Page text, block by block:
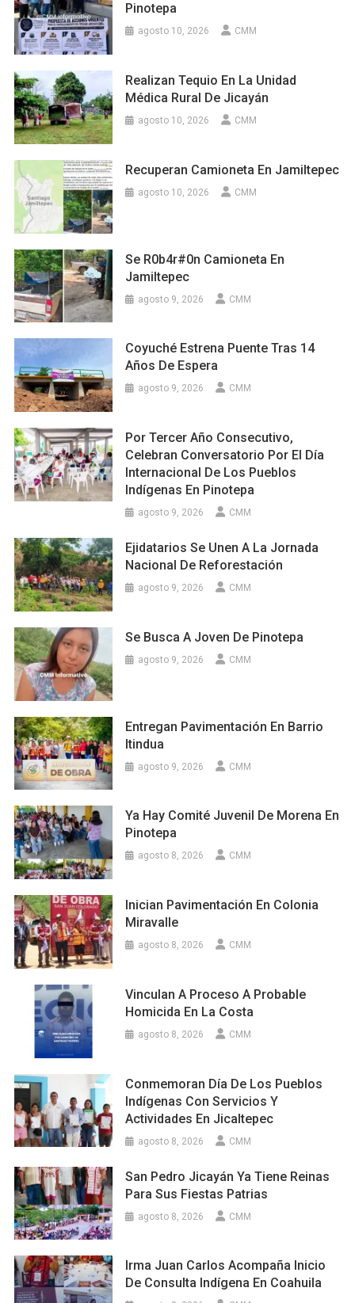
Pinotepa
agosto 10, 2026 CMM
Realizan Tequio En La Unidad
Médica Rural De Jicayán
agosto 10, 2026 CMM
Recuperan Camioneta En Jamiltepec
agosto 10, 2026 CMM
Se R0b4r#0n Camioneta En
Jamiltepec
agosto 9, 2026 CMM
Coyuché Estrena Puente Tras 14
Años De Espera
agosto 9, 2026 CMM
Por Tercer Año Consecutivo,
Celebran Conversatorio Por El Día
Internacional De Los Pueblos
Indígenas En Pinotepa
agosto 9, 2026 CMM
Ejidatarios Se Unen A La Jornada
Nacional De Reforestación
agosto 9, 2026 CMM
Se Busca A Joven De Pinotepa
agosto 9, 2026 CMM
Entregan Pavimentación En Barrio
Itindua
agosto 9, 2026 CMM
Ya Hay Comité Juvenil De Morena En
Pinotepa
agosto 8, 2026 CMM
Inician Pavimentación En Colonia
Miravalle
agosto 8, 2026 CMM
Vinculan A Proceso A Probable
Homicida En La Costa
agosto 8, 2026 CMM
Conmemoran Día De Los Pueblos
Indígenas Con Servicios Y
Actividades En Jicaltepec
agosto 8, 2026 CMM
San Pedro Jicayán Ya Tiene Reinas
Para Sus Fiestas Patrias
agosto 8, 2026 CMM
Irma Juan Carlos Acompaña Inicio
De Consulta Indígena En Coahuila